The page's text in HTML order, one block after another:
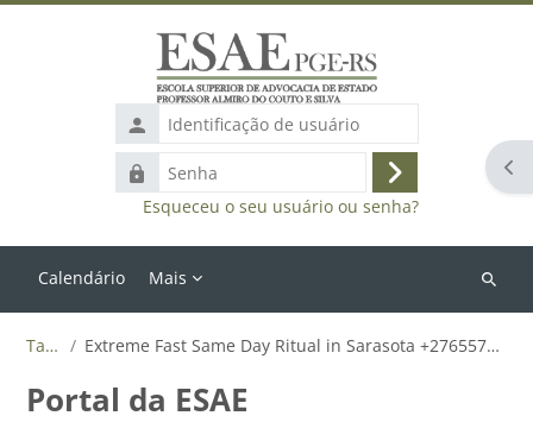
Identificação
de
usuário
Senha
Acessar
Esqueceu o seu usuário ou senha?
Calendário Mais
Buscar
Tags Extreme Fast Same Day Ritual in Sarasota +27655788835
Portal da ESAE